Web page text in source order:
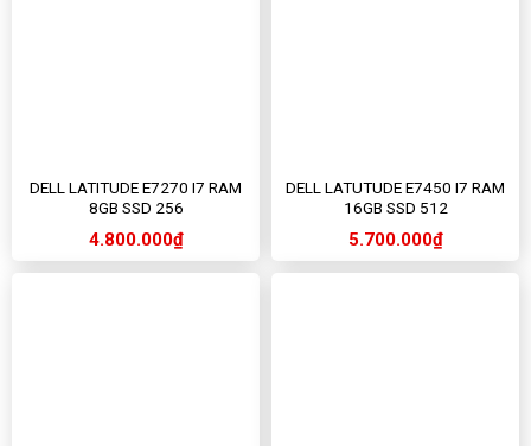
DELL LATITUDE E7270 I7 RAM
8GB SSD 256
4.800.000₫
DELL LATUTUDE E7450 I7 RAM
16GB SSD 512
5.700.000₫